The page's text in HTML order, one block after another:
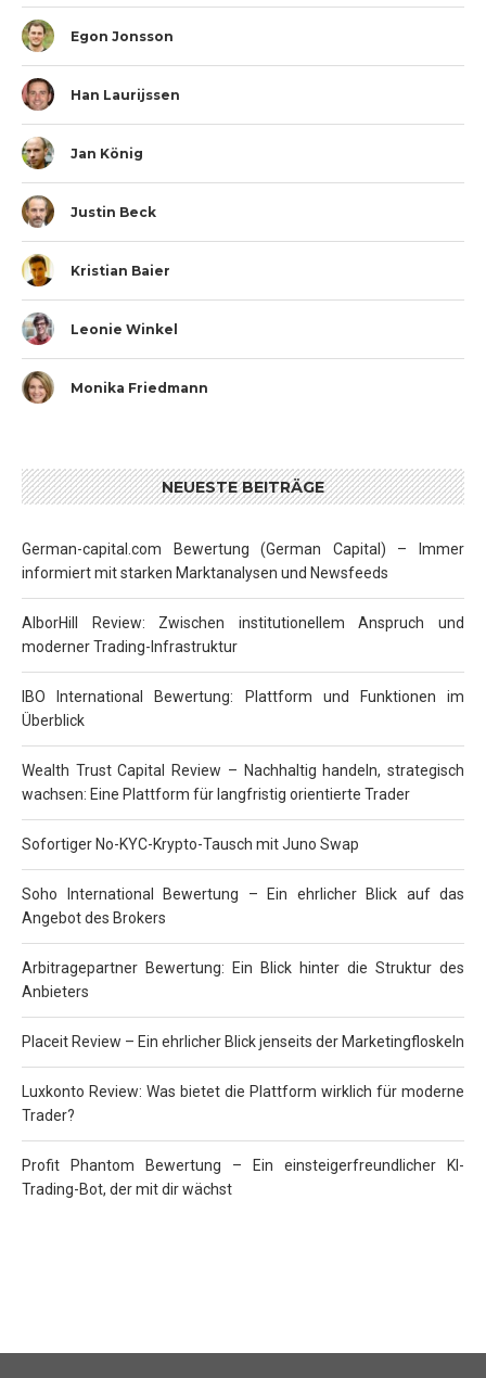
Egon Jonsson
Han Laurijssen
Jan König
Justin Beck
Kristian Baier
Leonie Winkel
Monika Friedmann
NEUESTE BEITRÄGE
German-capital.com Bewertung (German Capital) – Immer
informiert mit starken Marktanalysen und Newsfeeds
AlborHill Review: Zwischen institutionellem Anspruch und
moderner Trading-Infrastruktur
IBO International Bewertung: Plattform und Funktionen im
Überblick
Wealth Trust Capital Review – Nachhaltig handeln, strategisch
wachsen: Eine Plattform für langfristig orientierte Trader
Sofortiger No-KYC-Krypto-Tausch mit Juno Swap
Soho International Bewertung – Ein ehrlicher Blick auf das
Angebot des Brokers
Arbitragepartner Bewertung: Ein Blick hinter die Struktur des
Anbieters
Placeit Review – Ein ehrlicher Blick jenseits der Marketingfloskeln
Luxkonto Review: Was bietet die Plattform wirklich für moderne
Trader?
Profit Phantom Bewertung – Ein einsteigerfreundlicher KI-
Trading-Bot, der mit dir wächst